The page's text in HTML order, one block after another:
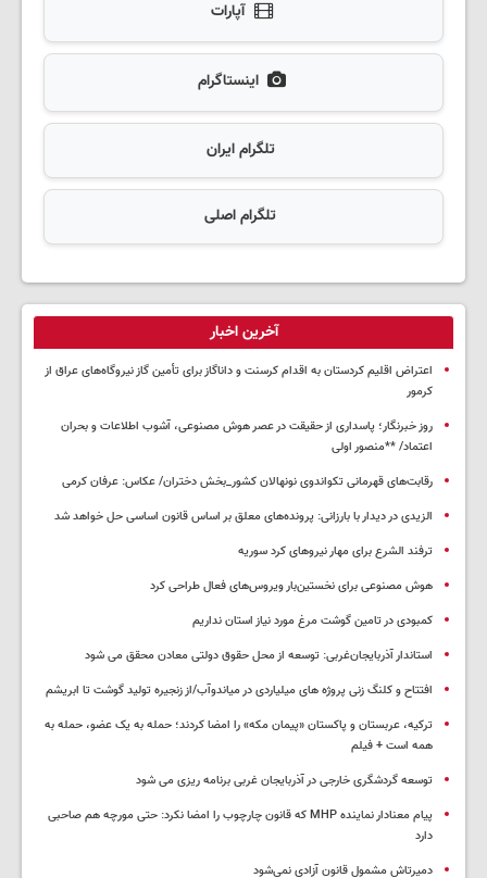
آپارات
اینستاگرام
تلگرام ایران
تلگرام اصلی
آخرین اخبار
اعتراض اقلیم کردستان به اقدام کرسنت و داناگاز برای تأمین گاز نیروگاه‌های عراق از
کرمور
روز خبرنگار؛ پاسداری از حقیقت در عصر هوش مصنوعی، آشوب اطلاعات و بحران
اعتماد/ **منصور اولی
رقابت‌های قهرمانی تکواندوی نونهالان کشور_بخش دختران/ عکاس: عرفان کرمی
الزیدی در دیدار با بارزانی: پرونده‌های معلق بر اساس قانون اساسی حل خواهد شد
ترفند الشرع برای مهار نیروهای کرد سوریه
هوش مصنوعی برای نخستین‌بار ویروس‌های فعال طراحی کرد
کمبودی در تامین گوشت مرغ مورد نیاز استان نداریم
استاندار آذربایجان‌غربی: توسعه از محل حقوق دولتی معادن محقق می شود
افتتاح و کلنگ زنی پروژه های میلیاردی در میاندوآب/از زنجیره تولید گوشت تا ابریشم
ترکیه، عربستان و پاکستان «پیمان مکه» را امضا کردند؛ حمله به یک عضو، حمله به
همه است + فیلم
توسعه گردشگری خارجی در آذربایجان غربی برنامه ریزی می شود
پیام معنادار نماینده MHP که قانون چارچوب را امضا نکرد: حتی مورچه هم صاحبی
دارد
دمیرتاش مشمول قانون آزادی نمی‌شود